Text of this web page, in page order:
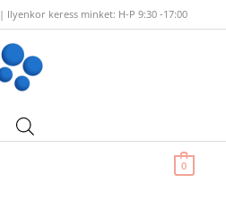
| Ilyenkor keress minket: H-P 9:30 -17:00
0